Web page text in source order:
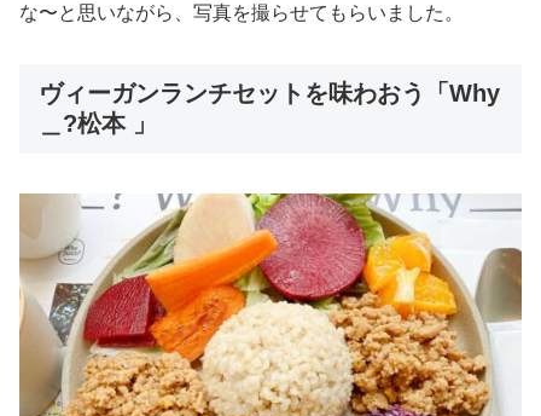
な〜と思いながら、写真を撮らせてもらいました。
ヴィーガンランチセットを味わおう「Why
＿?松本 」